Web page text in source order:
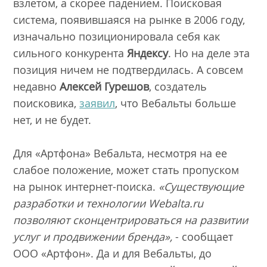
взлетом, а скорее падением. Поисковая
система, появившаяся на рынке в 2006 году,
изначально позиционировала себя как
сильного конкурентаЯндексу. Но на деле эта
позиция ничем не подтвердилась. А совсем
недавноАлексей Гурешов, создатель
поисковика,заявил, что Вебальты больше
нет, и не будет.
Для «Артфона» Вебальта, несмотря на ее
слабое положение, может стать пропуском
на рынок интернет-поиска. «Существующие
разработки и технологии Webalta.ru
позволяют сконцентрироваться на развитии
услуг и продвижении бренда», - сообщает
ООО «Артфон». Да и для Вебальты, до